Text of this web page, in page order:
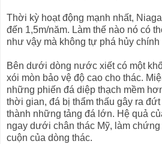
Thời kỳ hoạt động mạnh nhất,
đến 1,5m/năm. Làm thế nào nó có
như vậy mà không tự phá hủy chính
Bên dưới dòng nước xiết có một
xói mòn bảo vệ độ cao cho thác.
những phiến đá diệp thạch mềm
thời gian, đá bị thẩm thấu gây ra
thành những tảng đá lớn. Hệ quả
ngay dưới chân thác Mỹ, làm
cuộn của dòng thác.